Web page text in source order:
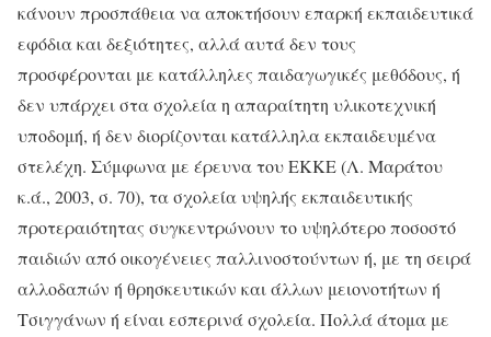
κάνουν προσπάθεια να αποκτήσουν επαρκή εκπαιδευτικά
εφόδια και δεξιότητες, αλλά αυτά δεν τους
προσφέρονται με κατάλληλες παιδαγωγικές μεθόδους, ή
δεν υπάρχει στα σχολεία η απαραίτητη υλικοτεχνική
υποδομή, ή δεν διορίζονται κατάλληλα εκπαιδευμένα
στελέχη. Σύμφωνα με έρευνα του ΕΚΚΕ (Λ. Μαράτου
κ.ά., 2003, σ. 70), τα σχολεία υψηλής εκπαιδευτικής
προτεραιότητας συγκεντρώνουν το υψηλότερο ποσοστό
παιδιών από οικογένειες παλλινοστούντων ή, με τη σειρά
αλλοδαπών ή θρησκευτικών και άλλων μειονοτήτων ή
Τσιγγάνων ή είναι εσπερινά σχολεία. Πολλά άτομα με